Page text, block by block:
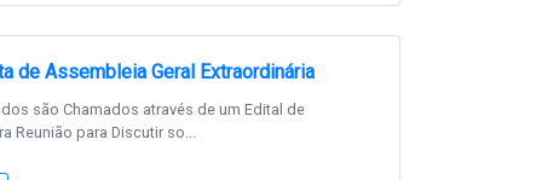
de Assembleia Geral Extraordinária
são Chamados através de um Edital de
Reunião para Discutir so...